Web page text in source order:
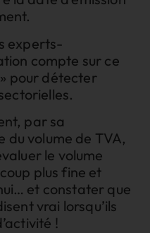
experts-
compte sur ce
pour détecter
par sa
du volume de TVA,
le volume
plus fine et
et constater que
vrai lorsqu’ils
!